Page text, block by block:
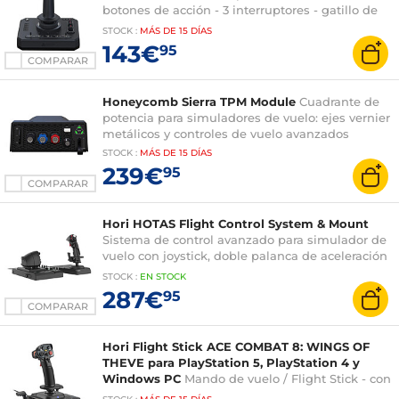
COMPARAR
botones de acción - 3 interruptores - gatillo de
precisión - control del timón - panel de control
STOCK : MÁS DE 15 DÍAS
143€95
COMPARAR
Honeycomb Sierra TPM Module Cuadrante de
potencia para simuladores de vuelo: ejes vernier
metálicos y controles de vuelo avanzados
STOCK : MÁS DE 15 DÍAS
239€95
COMPARAR
Hori HOTAS Flight Control System & Mount
Sistema de control avanzado para simulador de
vuelo con joystick, doble palanca de aceleración
y soporte de escritorio de acero
STOCK : EN STOCK
287€95
Hori Flight Stick ACE COMBAT 8: WINGS OF
THEVE para PlayStation 5, PlayStation 4 y
Windows PC Mando de vuelo / Flight Stick - con
licencia oficial de Bandai Namco Entertainment